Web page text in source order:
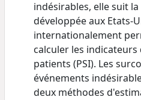
indésirables, elle suit
développée aux Etats-
internationalement
calculer les indicateurs
patients (PSI). Les
événements
deux méthodes